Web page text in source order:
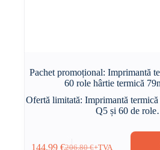
Pachet promoțional: Imprimantă
60 role hârtie termică
Ofertă limitată: Imprimantă termică
Q5 și 60 de
206,80€
144,99 € +TVA